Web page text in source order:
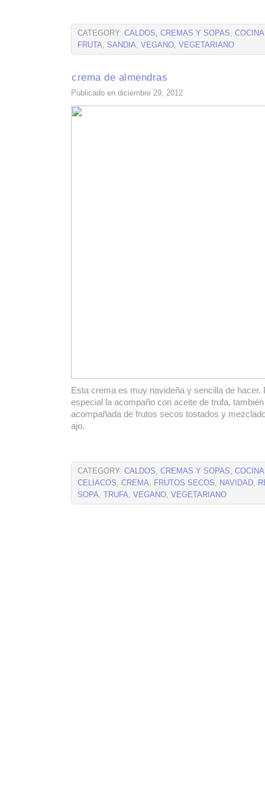
CATEGORY: CALDOS, CREMAS Y SOPAS, COCINA
FRUTA, SANDIA, VEGANO, VEGETARIANO
crema de almendras
Publicado en diciembre 29, 2012
Esta crema es muy navideña y sencilla de hacer.
especial la acompaño con aceite de trufa,
acompañada de frutos secos tostados y
ajo.
CATEGORY: CALDOS, CREMAS Y SOPAS, COCINA
CELIACOS, CREMA, FRUTOS SECOS, NAVIDAD,
SOPA, TRUFA, VEGANO, VEGETARIANO